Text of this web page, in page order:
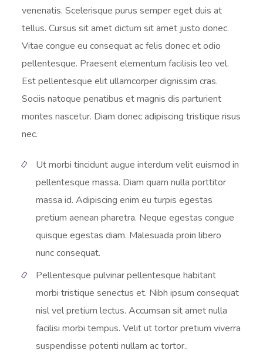
venenatis. Scelerisque purus semper eget duis at
tellus. Cursus sit amet dictum sit amet justo donec.
Vitae congue eu consequat ac felis donec et odio
pellentesque. Praesent elementum facilisis leo vel.
Est pellentesque elit ullamcorper dignissim cras.
Sociis natoque penatibus et magnis dis parturient
montes nascetur. Diam donec adipiscing tristique risus
nec.
Ut morbi tincidunt augue interdum velit euismod in
pellentesque massa. Diam quam nulla porttitor
massa id. Adipiscing enim eu turpis egestas
pretium aenean pharetra. Neque egestas congue
quisque egestas diam. Malesuada proin libero
nunc consequat.
Pellentesque pulvinar pellentesque habitant
morbi tristique senectus et. Nibh ipsum consequat
nisl vel pretium lectus. Accumsan sit amet nulla
facilisi morbi tempus. Velit ut tortor pretium viverra
suspendisse potenti nullam ac tortor..